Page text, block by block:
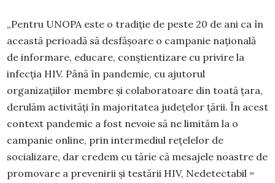
„Pentru UNOPA este o tradiție de peste 20 de ani ca în
această perioadă să desfășoare o campanie națională
de informare, educare, conștientizare cu privire la
infecția HIV. Până în pandemie, cu ajutorul
organizațiilor membre și colaboratoare din toată țara,
derulăm activități în majoritatea județelor țării. În acest
context pandemic a fost nevoie să ne limităm la o
campanie online, prin intermediul rețelelor de
socializare, dar credem cu tărie că mesajele noastre de
promovare a prevenirii și testării HIV, Nedetectabil =